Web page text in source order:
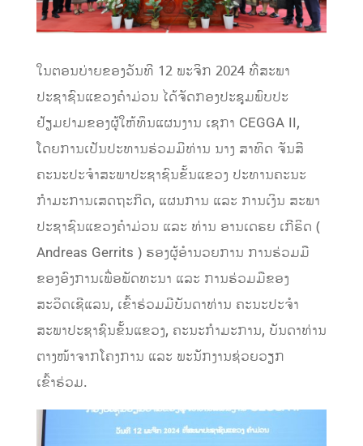
ໃນຕອນບ່າຍຂອງວັນທີ 12 ພະຈິກ 2024 ທີ່ສະພາ
ປະຊາຊົນແຂວງຄໍາມ່ວນ ໄດ້ຈັດກອງປະຊຸມພົບປະ
ຢ້ຽມຢາມຂອງຜູ້ໃຫ້ທຶນແຜນງານ ເຊກາ CEGGA II,
ໂດຍການເປັນປະທານຮ່ວມມີທ່ານ ນາງ ສາທິດ ຈັນສີ
ຄະນະປະຈຳສະພາປະຊາຊົນຂັ້ນແຂວງ ປະທານຄະນະ
ກຳມະການເສດຖະກິດ, ແຜນການ ແລະ ການເງິນ ສະພາ
ປະຊາຊົນແຂວງຄໍາມ່ວນ ແລະ ທ່ານ ອານເດຣຍ ເກີຣິດ (
Andreas Gerrits ) ຮອງຜູ້ອຳນວຍການ ການຮ່ວມມື
ຂອງອົງການເພື່ອພັດທະນາ ແລະ ການຮ່ວມມືຂອງ
ສະວິດເຊີແລນ, ເຂົ້າຮ່ວມມີບັນດາທ່ານ ຄະນະປະຈໍາ
ສະພາປະຊາຊົນຂັ້ນແຂວງ, ຄະນະກຳມະການ, ບັນດາທ່ານ
ຕາງໜ້າຈາກໂຄງການ ແລະ ພະນັກງານຊ່ວຍວຽກ
ເຂົ້າຮ່ວມ.